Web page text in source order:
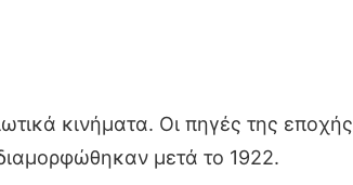
κινήματα. Οι πηγές της εποχής
μετά το 1922.